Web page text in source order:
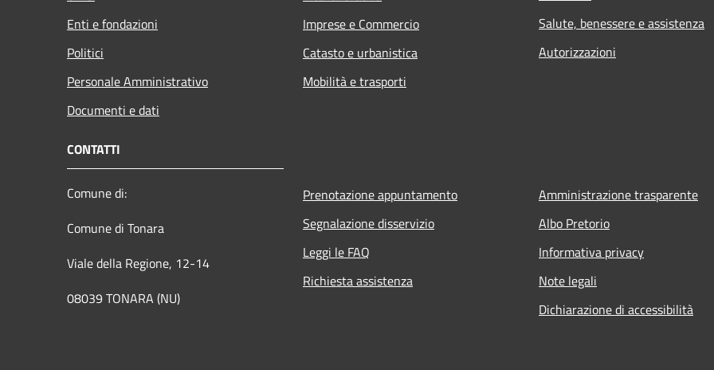
Enti e fondazioni
Politici
Personale Amministrativo
Documenti e dati
Imprese e Commercio
Catasto e urbanistica
Mobilità e trasporti
Salute, benessere e assistenza
Autorizzazioni
CONTATTI
Comune di:
Comune di Tonara
Viale della Regione, 12-14
08039 TONARA (NU)
Prenotazione appuntamento
Segnalazione disservizio
Leggi le FAQ
Richiesta assistenza
Amministrazione trasparente
Albo Pretorio
Informativa privacy
Note legali
Dichiarazione di accessibilità